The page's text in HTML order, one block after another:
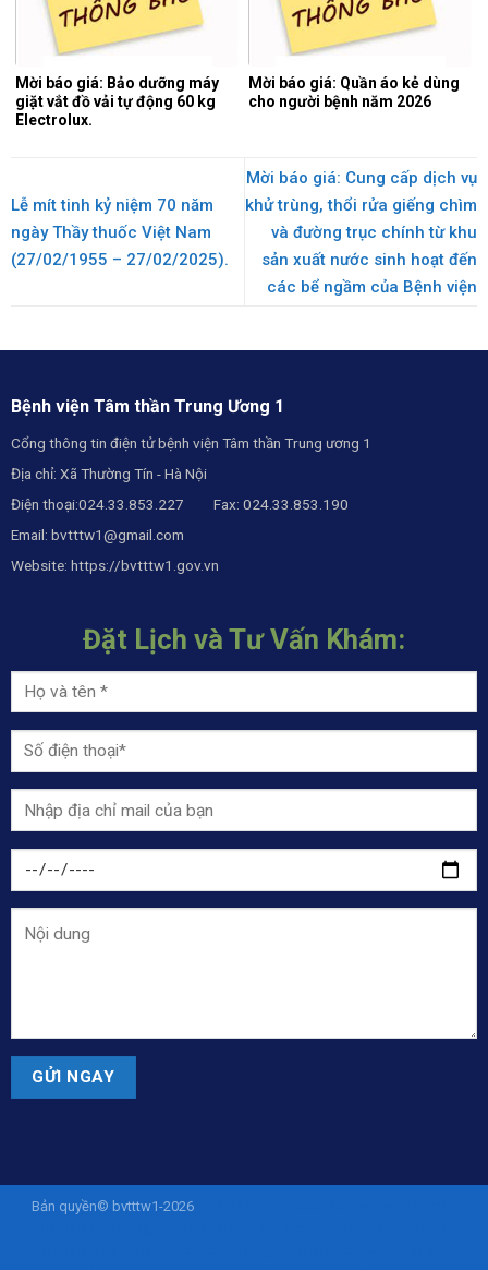
Mời báo giá: Bảo dưỡng máy
giặt vắt đồ vải tự động 60 kg
Electrolux.
Mời báo giá: Quần áo kẻ dùng
cho người bệnh năm 2026
Lễ mít tinh kỷ niệm 70 năm
ngày Thầy thuốc Việt Nam
(27/02/1955 – 27/02/2025).
Mời báo giá: Cung cấp dịch vụ
khử trùng, thổi rửa giếng chìm
và đường trục chính từ khu
sản xuất nước sinh hoạt đến
các bể ngầm của Bệnh viện
Bệnh viện Tâm thần Trung Ương 1
Cổng thông tin điện tử bệnh viện Tâm thần Trung ương 1
Địa chỉ: Xã Thường Tín - Hà Nội
Điện thoại:024.33.853.227 Fax: 024.33.853.190
Email: bvtttw1@gmail.com
Website: https://bvtttw1.gov.vn
Đặt Lịch và Tư Vấn Khám:
Bản quyền© bvtttw1-2026